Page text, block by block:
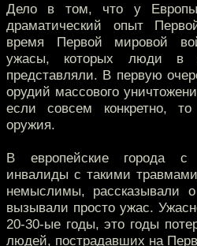
Дело в том, что у
драматический опыт
время Первой мировой
ужасы, которых люди в
представляли. В первую
орудий массового
если совсем конкретно, то
оружия.
В европейские города с
инвалиды с такими
немыслимы, рассказывали
вызывали просто ужас.
20-30-ые годы, это годы
людей, пострадавших на